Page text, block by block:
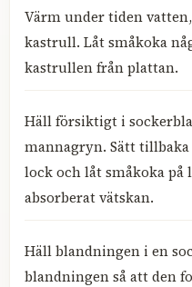
Värm under tiden
kastrull. Låt småkoka
kastrullen från plattan.
Häll försiktigt i
mannagryn. Sätt
lock och låt småkoka
absorberat vätskan.
Häll blandningen i en
blandningen så att den